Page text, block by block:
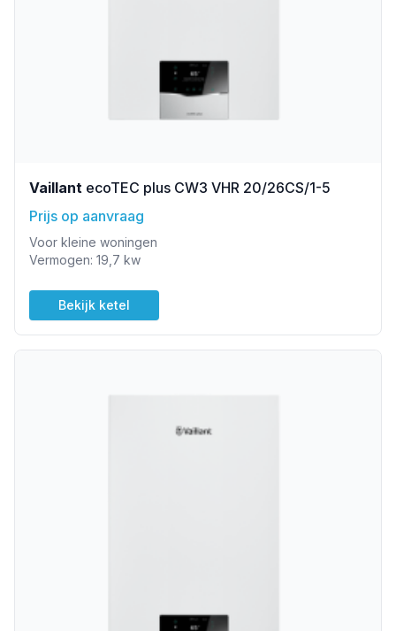
Vaillant ecoTEC plus CW3 VHR 20/26CS/1-5
Prijs op aanvraag
Voor kleine woningen
Vermogen: 19,7 kw
Bekijk ketel